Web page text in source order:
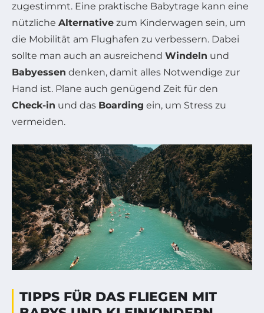
zugestimmt. Eine praktische Babytrage kann eine
nützliche Alternative zum Kinderwagen sein, um
die Mobilität am Flughafen zu verbessern. Dabei
sollte man auch an ausreichend Windeln und
Babyessen denken, damit alles Notwendige zur
Hand ist. Plane auch genügend Zeit für den
Check-in und das Boarding ein, um Stress zu
vermeiden.
TIPPS FÜR DAS FLIEGEN MIT